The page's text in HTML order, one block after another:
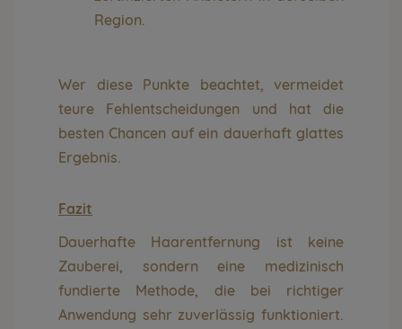
Region.
Wer diese Punkte beachtet, vermeidet
teure Fehlentscheidungen und hat die
besten Chancen auf ein dauerhaft glattes
Ergebnis.
Fazit
Dauerhafte Haarentfernung ist keine
Zauberei, sondern eine medizinisch
fundierte Methode, die bei richtiger
Anwendung sehr zuverlässig funktioniert.